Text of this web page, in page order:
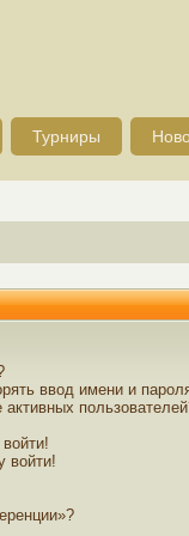
Турниры
ввод имени и
войти!